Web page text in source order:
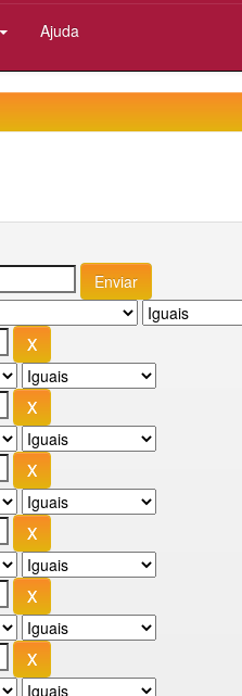
Ajuda